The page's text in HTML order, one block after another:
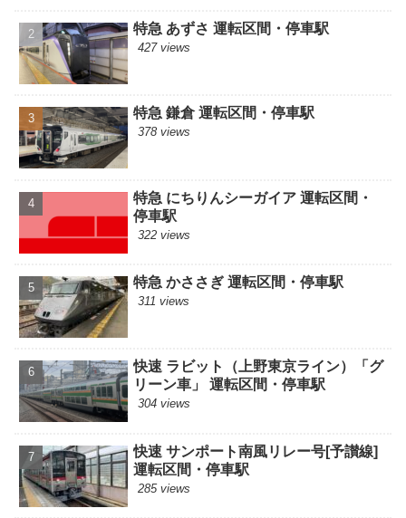
特急 あずさ 運転区間・停車駅
427 views
特急 鎌倉 運転区間・停車駅
378 views
特急 にちりんシーガイア 運転区間・
停車駅
322 views
特急 かささぎ 運転区間・停車駅
311 views
快速 ラビット（上野東京ライン）「グ
リーン車」 運転区間・停車駅
304 views
快速 サンポート南風リレー号[予讃線]
運転区間・停車駅
285 views